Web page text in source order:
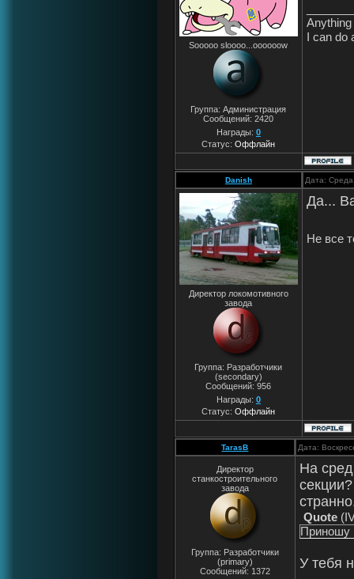
Sooooo sloooo...oooooow
Группа: Администрация
Сообщений:2420
Награды: 0
Статус:Оффлайн
I can do
Danish Дата:
Директор локомотивного
завода
Группа: Разработчики
(secondary)
Сообщений:956
Награды: 0
Статус:Оффлайн
Да...
Не все
TarasB Дата:
Директор
станкостроительного
завода
Группа: Разработчики
(primary)
Сообщений: 1372
На
Quote (
Приношу
У тебя